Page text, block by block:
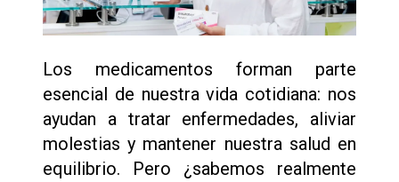
Los medicamentos forman parte
esencial de nuestra vida cotidiana: nos
ayudan a tratar enfermedades, aliviar
molestias y mantener nuestra salud en
equilibrio. Pero ¿sabemos realmente